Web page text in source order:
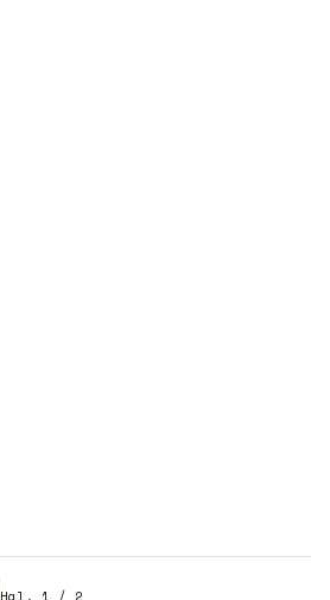
Hal. 1 / 2